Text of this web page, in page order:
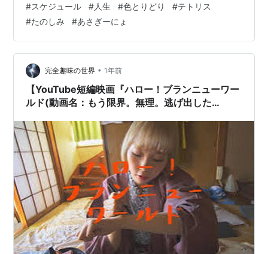
なスケジュールで生活しているのか話しているのを見ま
した。 彼女のスマホのスケジュール(たぶん1週間分のタ
イムスケジュール)は、 カラフルなハコでびっしり埋めら
れていました。 これを見て、学生時代の友人を思い出し
ました。 私は元々受け身な性格で、誘われたら出かける
くらいで、家のリ…
#スケジュール #人生 #色とりどり #テトリス
#たのしみ #あさぎーにょ
完全趣味の世界 • 1年前
【YouTube短編映画『ハロー！ブランニューワー
ルド(動画名：もう限界。無理。逃げ出した
け！YouTubeの特性を活かした名作短編映画。